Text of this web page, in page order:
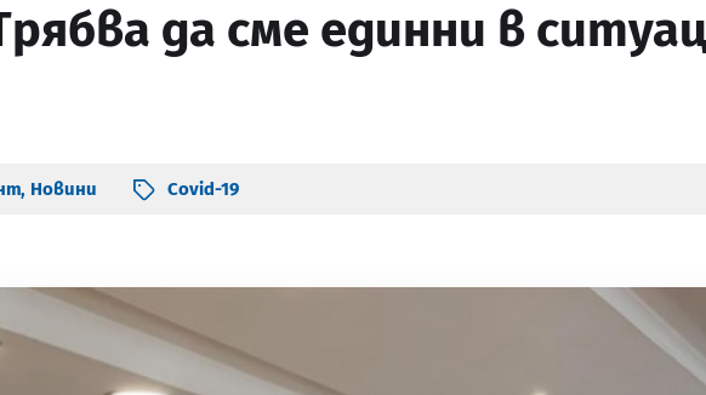
да сме единни в
, Новини Covid-19